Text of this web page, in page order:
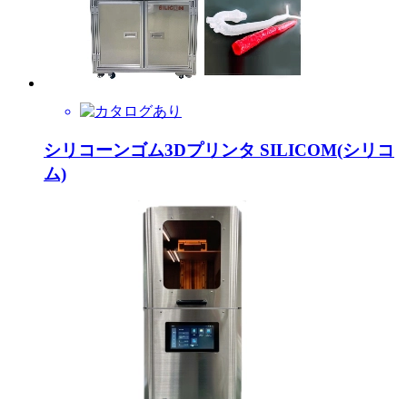
シリコーンゴム3Dプリンタ SILICOM(シリコ
ム)